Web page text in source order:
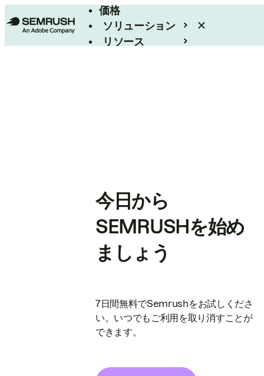
価格
ソリューション
リソース
今日から
SEMRUSHを始め
ましょう
7日間無料でSemrushをお試しくださ
い。いつでもご利用を取り消すことが
できます。